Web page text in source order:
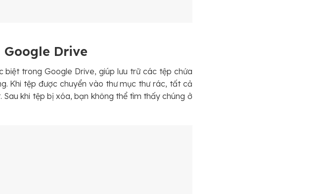
Drive
trong Google Drive, giúp lưu trữ các tệp chứa
Khi tệp được chuyển vào thư mục thư rác, tất cả
khi tệp bị xóa, bạn không thể tìm thấy chúng ở